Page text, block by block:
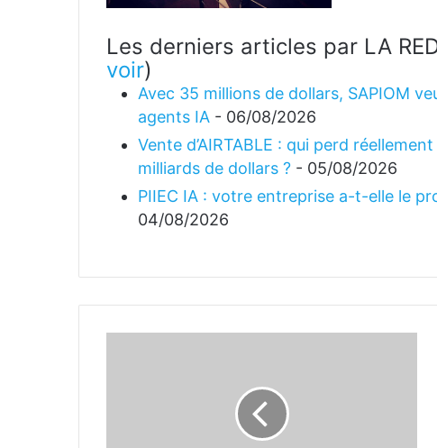
Les derniers articles par LA
voir)
Avec 35 millions de dollars, SAPIOM
agents IA - 06/08/2026
Vente d’AIRTABLE : qui perd
milliards de dollars ? - 05/08/2026
PIIEC IA : votre entreprise a-t-elle le
04/08/2026